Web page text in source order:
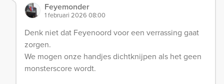
Feyemonder
1 februari 2026 08:00
Denk niet dat Feyenoord voor een verrassing gaat
zorgen.
We mogen onze handjes dichtknijpen als het geen
monsterscore wordt.